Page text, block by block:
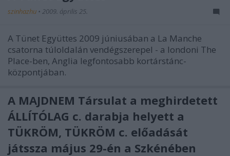
szinhazhu • 2009. április 25.
A Tünet Együttes 2009 júniusában a La Manche
csatorna túloldalán vendégszerepel - a londoni The
Place-ben, Anglia legfontosabb kortárstánc-
központjában.
A MAJDNEM Társulat a meghirdetett
ÁLLÍTÓLAG c. darabja helyett a
TÜKRÖM, TÜKRÖM c. előadását
játssza május 29-én a Szkénében